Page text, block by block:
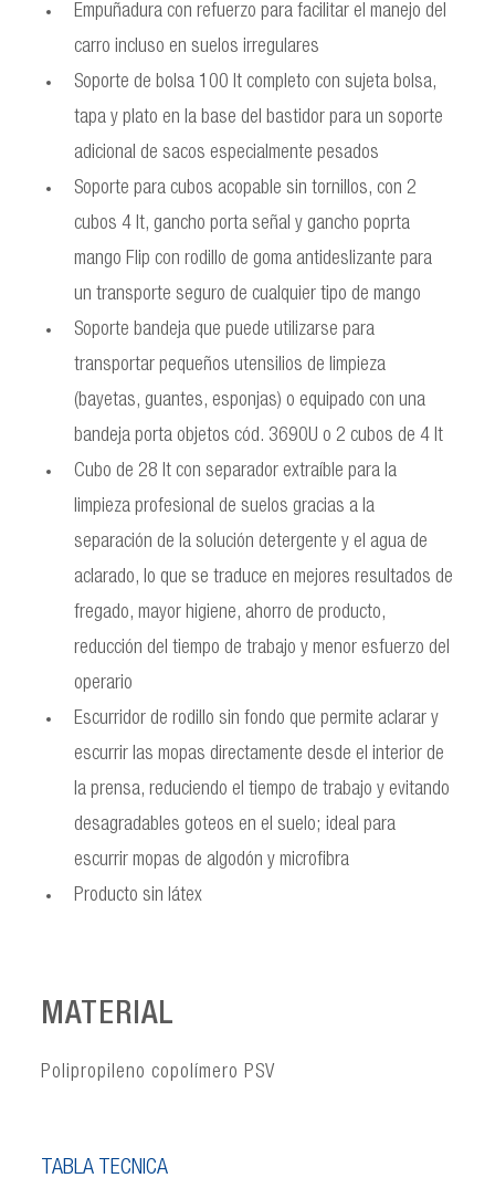
Empuñadura con refuerzo para facilitar el manejo del
carro incluso en suelos irregulares
Soporte de bolsa 100 lt completo con sujeta bolsa,
tapa y plato en la base del bastidor para un soporte
adicional de sacos especialmente pesados
Soporte para cubos acopable sin tornillos, con 2
cubos 4 lt, gancho porta señal y gancho poprta
mango Flip con rodillo de goma antideslizante para
un transporte seguro de cualquier tipo de mango
Soporte bandeja que puede utilizarse para
transportar pequeños utensilios de limpieza
(bayetas, guantes, esponjas) o equipado con una
bandeja porta objetos cód. 3690U o 2 cubos de 4 lt
Cubo de 28 lt con separador extraíble para la
limpieza profesional de suelos gracias a la
separación de la solución detergente y el agua de
aclarado, lo que se traduce en mejores resultados de
fregado, mayor higiene, ahorro de producto,
reducción del tiempo de trabajo y menor esfuerzo del
operario
Escurridor de rodillo sin fondo que permite aclarar y
escurrir las mopas directamente desde el interior de
la prensa, reduciendo el tiempo de trabajo y evitando
desagradables goteos en el suelo; ideal para
escurrir mopas de algodón y microfibra
Producto sin látex
MATERIAL
Polipropileno copolímero PSV
TABLA TÉCNICA